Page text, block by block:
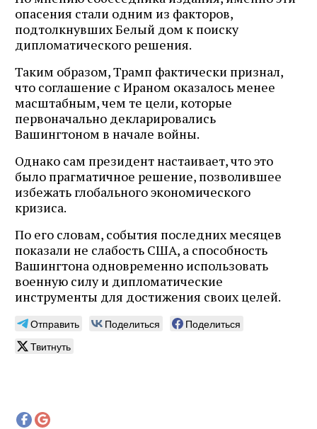
опасения стали одним из факторов,
подтолкнувших Белый дом к поиску
дипломатического решения.
Таким образом, Трамп фактически признал,
что соглашение с Ираном оказалось менее
масштабным, чем те цели, которые
первоначально декларировались
Вашингтоном в начале войны.
Однако сам президент настаивает, что это
было прагматичное решение, позволившее
избежать глобального экономического
кризиса.
По его словам, события последних месяцев
показали не слабость США, а способность
Вашингтона одновременно использовать
военную силу и дипломатические
инструменты для достижения своих целей.
Отправить Поделиться
Поделиться
Твитнуть